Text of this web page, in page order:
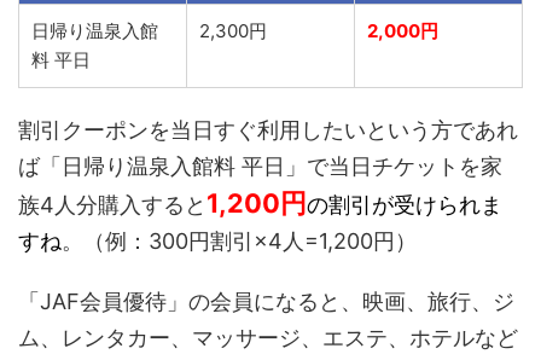
日帰り温泉入館
料 平日
2,300円 2,000円
割引クーポンを当日すぐ利用したいという方であれ
ば「日帰り温泉入館料 平日」で当日チケットを家
族4人分購入すると 1,200円の割引が受けられま
すね。（例：300円割引×4人=1,200円）
「JAF会員優待」の会員になると、映画、旅行、ジ
ム、レンタカー、マッサージ、エステ、ホテルなど